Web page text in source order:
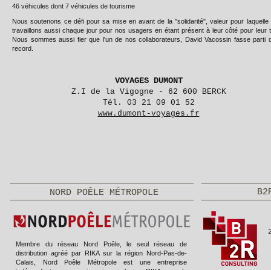
46 véhicules dont 7 véhicules de tourisme
Nous soutenons ce défi pour sa mise en avant de la "solidarité", valeur pour laquelle
travaillons aussi chaque jour pour nos usagers en étant présent à leur côté pour leur
Nous sommes aussi fier que l'un de nos collaborateurs, David Vacossin fasse parti
record.
VOYAGES DUMONT
Z.I de la Vigogne - 62 600 BERCK
Tél. 03 21 09 01 52
www.dumont-voyages.fr
NORD POÊLE MÉTROPOLE
Membre du réseau Nord Poêle, le seul réseau de
distribution agréé par RIKA sur la région Nord-Pas-de-
Calais, Nord Poêle Métropole est une entreprise